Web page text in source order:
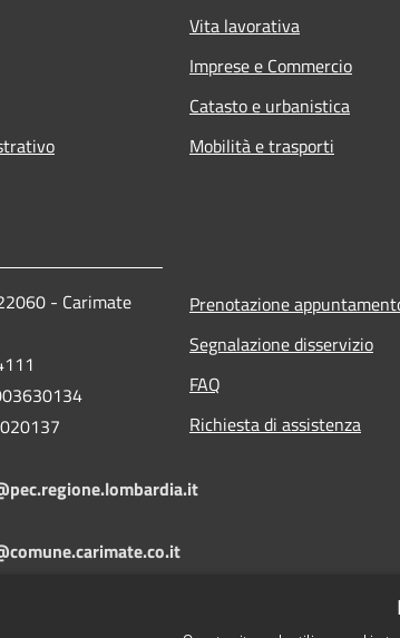
Vita lavorativa
Imprese e Commercio
Catasto e urbanistica
Mobilità e trasporti
- Carimate
Prenotazione
Segnalazione disservizio
FAQ
Richiesta di assistenza